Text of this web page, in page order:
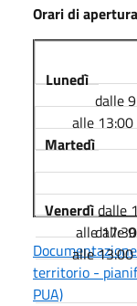
Orari di
Lunedì
dalle
alle 13:00
Martedì
dalle
alle 17:30
Venerdì
dalle
alle 13:00
territorio -
PUA)